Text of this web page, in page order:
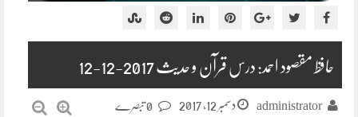
حافظ مقصود احمد: درس قرآن و حدیث 2017-12-12
administrator دسمبر 12, 2017